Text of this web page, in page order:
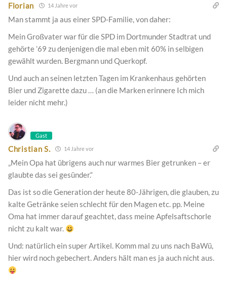
Florian 14 Jahre vor
Man stammt ja aus einer SPD-Familie, von daher:
Mein Großvater war für die SPD im Dortmunder Stadtrat und
gehörte ’69 zu denjenigen die mal eben mit 60% in selbigen
gewählt wurden. Bergmann und Querkopf.
Und auch an seinen letzten Tagen im Krankenhaus gehörten
Bier und Zigarette dazu … (an die Marken erinnere Ich mich
leider nicht mehr.)
Gast
Christian S. 14 Jahre vor
„Mein Opa hat übrigens auch nur warmes Bier getrunken – er
glaubte das sei gesünder.“
Das ist so die Generation der heute 80-Jährigen, die glauben, zu
kalte Getränke seien schlecht für den Magen etc. pp. Meine
Oma hat immer darauf geachtet, dass meine Apfelsaftschorle
nicht zu kalt war.
Und: natürlich ein super Artikel. Komm mal zu uns nach BaWü,
hier wird noch gebechert. Anders hält man es ja auch nicht aus.